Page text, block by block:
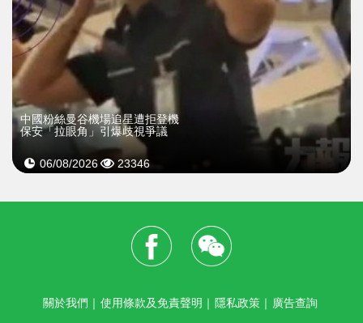
中國粉絲曼谷機場追星遭拒登機
保安「拉眼角」引爆歧視爭議
06/08/2026 23346
關於我們 ｜ 使用條款及免責聲明 ｜ 隱私政策 ｜ 廣告查詢